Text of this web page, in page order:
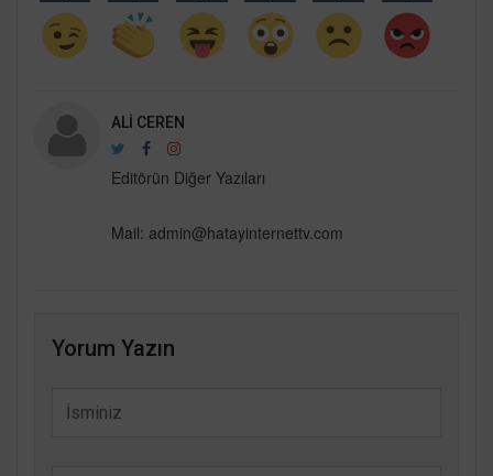
ALI CEREN
Editörün Diğer Yazıları
Mail: admin@hatayinternettv.com
Yorum Yazın